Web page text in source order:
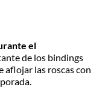
el
de los bindings
aflojar las roscas con